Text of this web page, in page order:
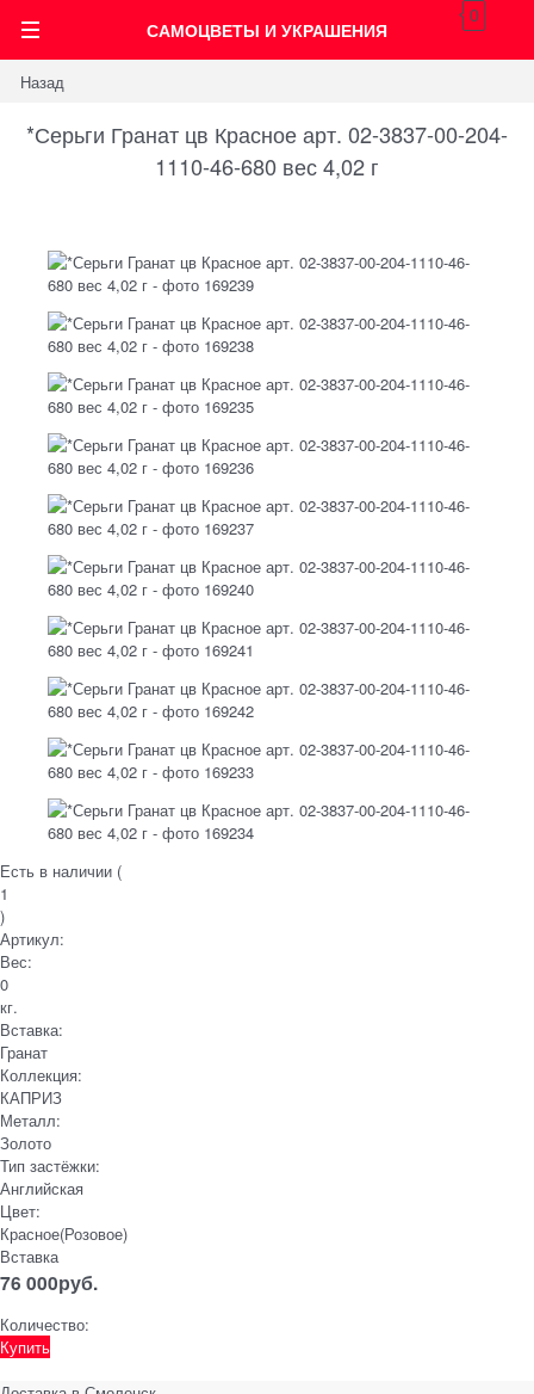
САМОЦВЕТЫ И УКРАШЕНИЯ
0
Назад
*Серьги Гранат цв Красное арт. 02-3837-00-204-
1110-46-680 вес 4,02 г
Есть в наличии (
1
)
Артикул:
Вес:
0
кг.
Вставка:
Гранат
Коллекция:
КАПРИЗ
Металл:
Золото
Тип застёжки:
Английская
Цвет:
Красное(Розовое)
Вставка
76 000руб.
Количество:
Купить